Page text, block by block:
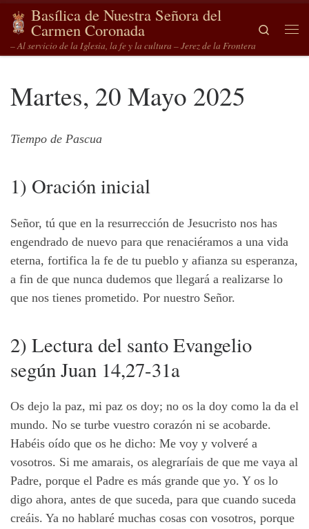
Saltar al contenido
Basílica de Nuestra Señora del
Carmen Coronada
– Al servicio de la Iglesia, la fe y la cultura – Jerez de la Frontera
Search
Martes, 20 Mayo 2025
Tiempo de Pascua
1) Oración inicial
Señor, tú que en la resurrección de Jesucristo nos has
engendrado de nuevo para que renaciéramos a una vida
eterna, fortifica la fe de tu pueblo y afianza su esperanza,
a fin de que nunca dudemos que llegará a realizarse lo
que nos tienes prometido. Por nuestro Señor.
2) Lectura del santo Evangelio
según Juan 14,27-31a
Os dejo la paz, mi paz os doy; no os la doy como la da el
mundo. No se turbe vuestro corazón ni se acobarde.
Habéis oído que os he dicho: Me voy y volveré a
vosotros. Si me amarais, os alegraríais de que me vaya al
Padre, porque el Padre es más grande que yo. Y os lo
digo ahora, antes de que suceda, para que cuando suceda
creáis. Ya no hablaré muchas cosas con vosotros, porque